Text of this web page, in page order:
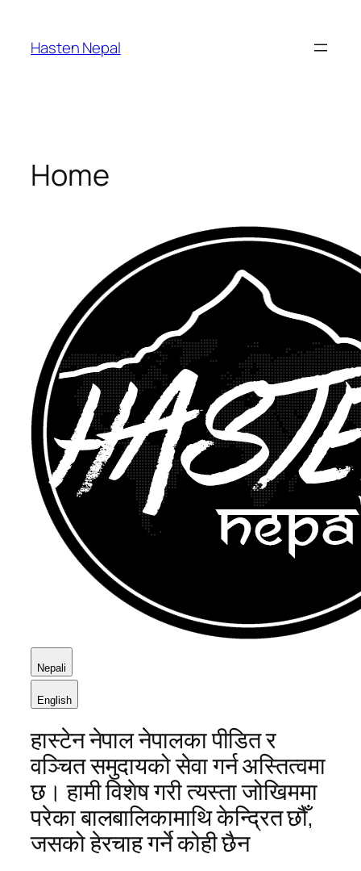
content
Hasten Nepal
Home
Nepali
English
हास्टेन नेपाल नेपालका पीडित र
वञ्चित समुदायको सेवा गर्न अस्तित्वमा
छ। हामी विशेष गरी त्यस्ता जोखिममा
परेका बालबालिकामाथि केन्द्रित छौँ,
जसको हेरचाह गर्ने कोही छैन